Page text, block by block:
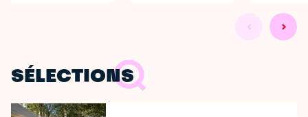
SÉLECTIONS